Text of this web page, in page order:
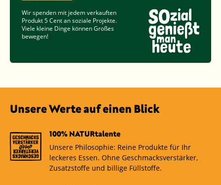
Wir spenden mit jedem verkauften
Produkt5 Centan soziale Projekte.
Viele kleine Dinge können Großes
bewegen!
Unsere Werte auf einen Blick
100% NATURtalente
Unsere Philosophie: Reine Produkte für Ihr
leckeres Essen. Ohne Geschmacksverstärker,
Zusatzstoffe und billige Füllstoffe.